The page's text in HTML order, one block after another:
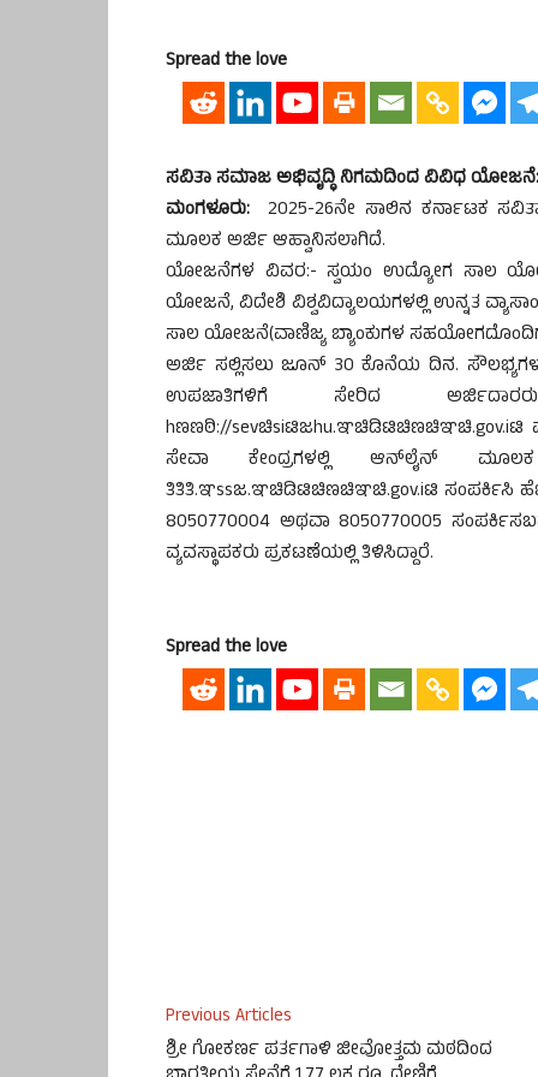
Spread the love
ಸವಿತಾ ಸಮಾಜ ಅಭಿವೃದ್ಧಿ ನಿಗಮದಿಂದ ವಿವಿಧ
ಮಂಗಳೂರು: 2025-26ನೇ ಸಾಲಿನ ಕರ್ನಾಟಕ
ಮೂಲಕ ಅರ್ಜಿ ಆಹ್ವಾನಿಸಲಾಗಿದೆ.
ಯೋಜನೆಗಳ ವಿವರ:- ಸ್ವಯಂ ಉದ್ಯೋಗ ಸಾಲ
ಯೋಜನೆ, ವಿದೇಶಿ ವಿಶ್ವವಿದ್ಯಾಲಯಗಳಲ್ಲಿ ಉನ್ನತ
ಸಾಲ ಯೋಜನೆ(ವಾಣಿಜ್ಯ ಬ್ಯಾಂಕುಗಳ
ಅರ್ಜಿ ಸಲ್ಲಿಸಲು ಜೂನ್ 30 ಕೊನೆಯ ದಿನ.
ಉಪಜಾತಿಗಳಿಗೆ ಸೇರಿದ
hಣಣಠಿ://
ಸೇವಾ ಕೇಂದ್ರಗಳಲ್ಲಿ ಆನ್‍ಲೈನ್
ತಿತಿತಿ.ಞssಜ.ಞಚಿಡಿಟಿಚಿಣಚಿಞಚಿ.gov.iಟಿ ಸಂಪರ್ಕಿಸಿ
8050770004 ಅಥವಾ 8050770005
ವ್ಯವಸ್ಥಾಪಕರು ಪ್ರಕಟಣೆಯಲ್ಲಿ ತಿಳಿಸಿದ್ದಾರೆ.
Spread the love
Previous Articles
ಶ್ರೀ ಗೋಕರ್ಣ ಪರ್ತಗಾಳಿ ಜೀವೋತ್ತಮ ಮಠದಿಂದ